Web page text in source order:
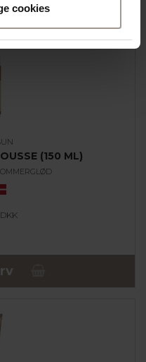
cookies
(150 ML)
DKK